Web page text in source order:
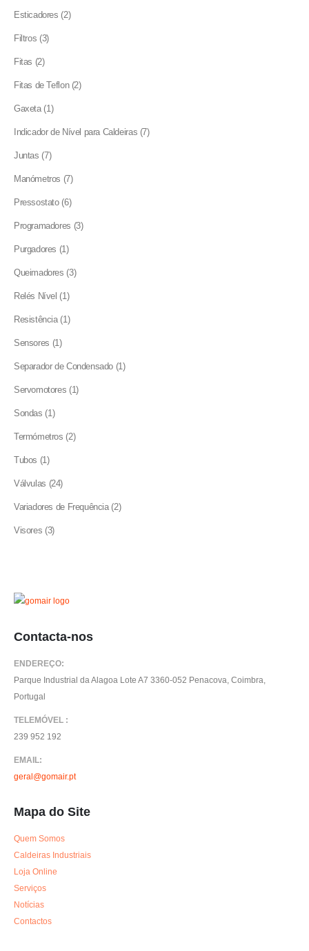
Esticadores 22
Filtros 33
Fitas 22
Fitas de Teflon 22
Gaxeta 11
Indicador de Nível para Caldeiras 77
Juntas 77
Manómetros 77
Pressostato 66
Programadores 33
Purgadores 11
Queimadores 33
Relés Nível
11
Resistência 11
Sensores 11
Separador de Condensado 11
Servomotores 11
Sondas 11
Termómetros 22
Tubos 11
Válvulas 2424
Variadores de Frequência 22
Visores 33
Contacta-nos
ENDEREÇO:
Parque Industrial da Alagoa Lote A7 3360-052 Penacova, Coimbra,
Portugal
TELEMÓVEL :
239 952 192
EMAIL:
geral@gomair.pt
Mapa do Site
Quem Somos
Caldeiras Industriais
Loja Online
Serviços
Notícias
Contactos